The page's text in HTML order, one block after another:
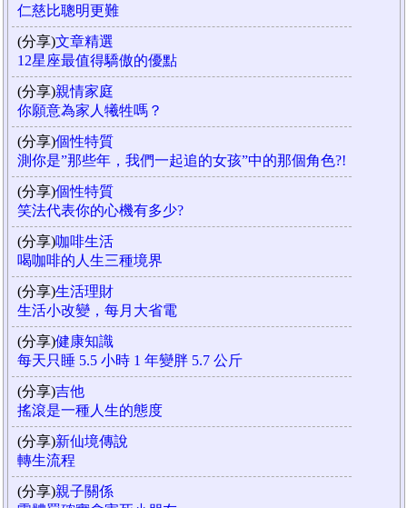
仁慈比聰明更難
(分享)文章精選
12星座最值得驕傲的優點
(分享)親情家庭
你願意為家人犧牲嗎？
(分享)個性特質
測你是”那些年，我們一起追的女孩”中的那個角色?!
(分享)個性特質
笑法代表你的心機有多少?
(分享)咖啡生活
喝咖啡的人生三種境界
(分享)生活理財
生活小改變，每月大省電
(分享)健康知識
每天只睡 5.5 小時 1 年變胖 5.7 公斤
(分享)吉他
搖滾是一種人生的態度
(分享)新仙境傳說
轉生流程
(分享)親子關係